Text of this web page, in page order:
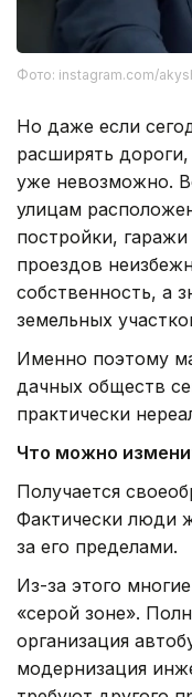
Фото: instagram.com/
Но даже если
расширять дороги,
уже невозможно.
улицам
постройки,
проездов
собственность, а
земельных
Именно поэтому
дачных обществ
практически
Что можно
Получается
Фактически люди
за его пределами.
Из-за этого
«серой зоне».
организация
модернизация